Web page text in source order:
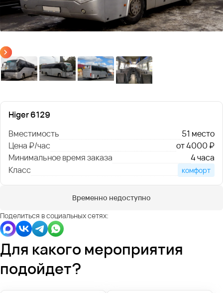
Higer 6129
Вместимость
51 место
Цена ₽/час
от 4000 ₽
Минимальное время заказа
4 часа
Класс
комфорт
Временно недоступно
Поделиться в социальных сетях:
Для какого мероприятия
подойдет?